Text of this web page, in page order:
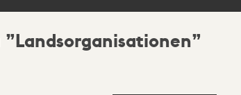
Landsorganisationen